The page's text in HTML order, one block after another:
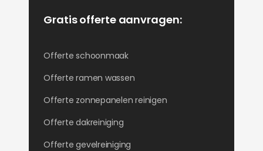
Gratis offerte aanvragen:
Offerte schoonmaak
Offerte ramen wassen
Offerte zonnepanelen reinigen
Offerte dakreiniging
Offerte gevelreiniging